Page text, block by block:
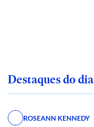
Destaques do dia
ROSEANN KENNEDY